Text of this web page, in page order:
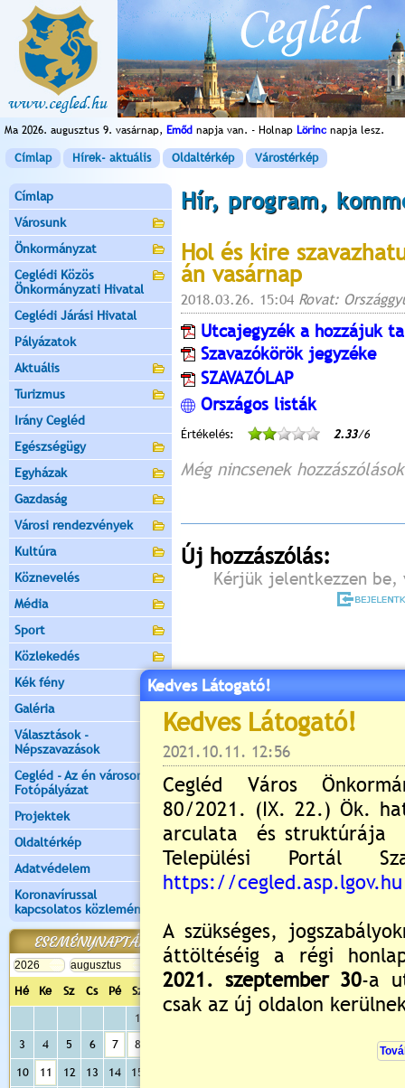
Ma 2026. augusztus 9. vasárnap, Emőd napja van. - Holnap Lörinc napja lesz.
Címlap Hírek- aktuális Oldaltérkép Várostérkép
Címlap
Városunk
Önkormányzat
Ceglédi Közös
Önkormányzati Hivatal
Ceglédi Járási Hivatal
Pályázatok
Aktuális
Turizmus
Irány Cegléd
Egészségügy
Egyházak
Gazdaság
Városi rendezvények
Kultúra
Köznevelés
Média
Sport
Közlekedés
Kék fény
Galéria
Választások -
Népszavazások
Cegléd - Az én városom -
Fotópályázat
Projektek
Oldaltérkép
Adatvédelem
Koronavírussal
kapcsolatos közlemények
ESEMÉNYNAPTÁR
Hé Ke Sz Cs Pé Sz
Va
1
3
4 5 6 7 8
10 11 12 13 14 15
Hír, program,
Hol és kire
án vasárnap
2018.03.26. 15:04 Rovat:
Utcajegyzék a hozzájuk
Szavazókörök jegyzéke
SZAVAZÓLAP
Országos listák
Értékelés: 2.33/6
Még nincsenek hozzászólások
Új hozzászólás:
Kérjük jelentkezzen be,
Kedves Látogató!